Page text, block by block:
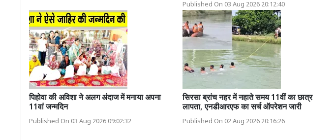
Published On 03 Aug 2026 20:12:40
पिहोवा की अविशा ने अलग अंदाज में मनाया अपना
11वां जन्मदिन
Published On 03 Aug 2026 09:02:32
सिरसा ब्रांच नहर में नहाते समय 11वीं का छात्र
लापता, एनडीआरएफ का सर्च ऑपरेशन जारी
Published On 02 Aug 2026 20:16:26